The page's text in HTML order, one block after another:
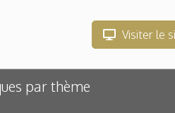
Visiter le
par thème